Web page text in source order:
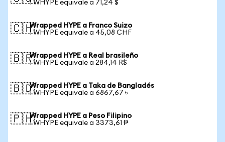
1 WHYPE equivale a 71,24 $
🇨🇭Wrapped HYPE a Franco Suizo
1 WHYPE equivale a 45,08 CHF
🇧🇷Wrapped HYPE a Real brasileño
1 WHYPE equivale a 284,14 R$
🇧🇩Wrapped HYPE a Taka de Bangladés
1 WHYPE equivale a 6867,67 ৳
🇵🇭Wrapped HYPE a Peso Filipino
1 WHYPE equivale a 3373,61 ₱